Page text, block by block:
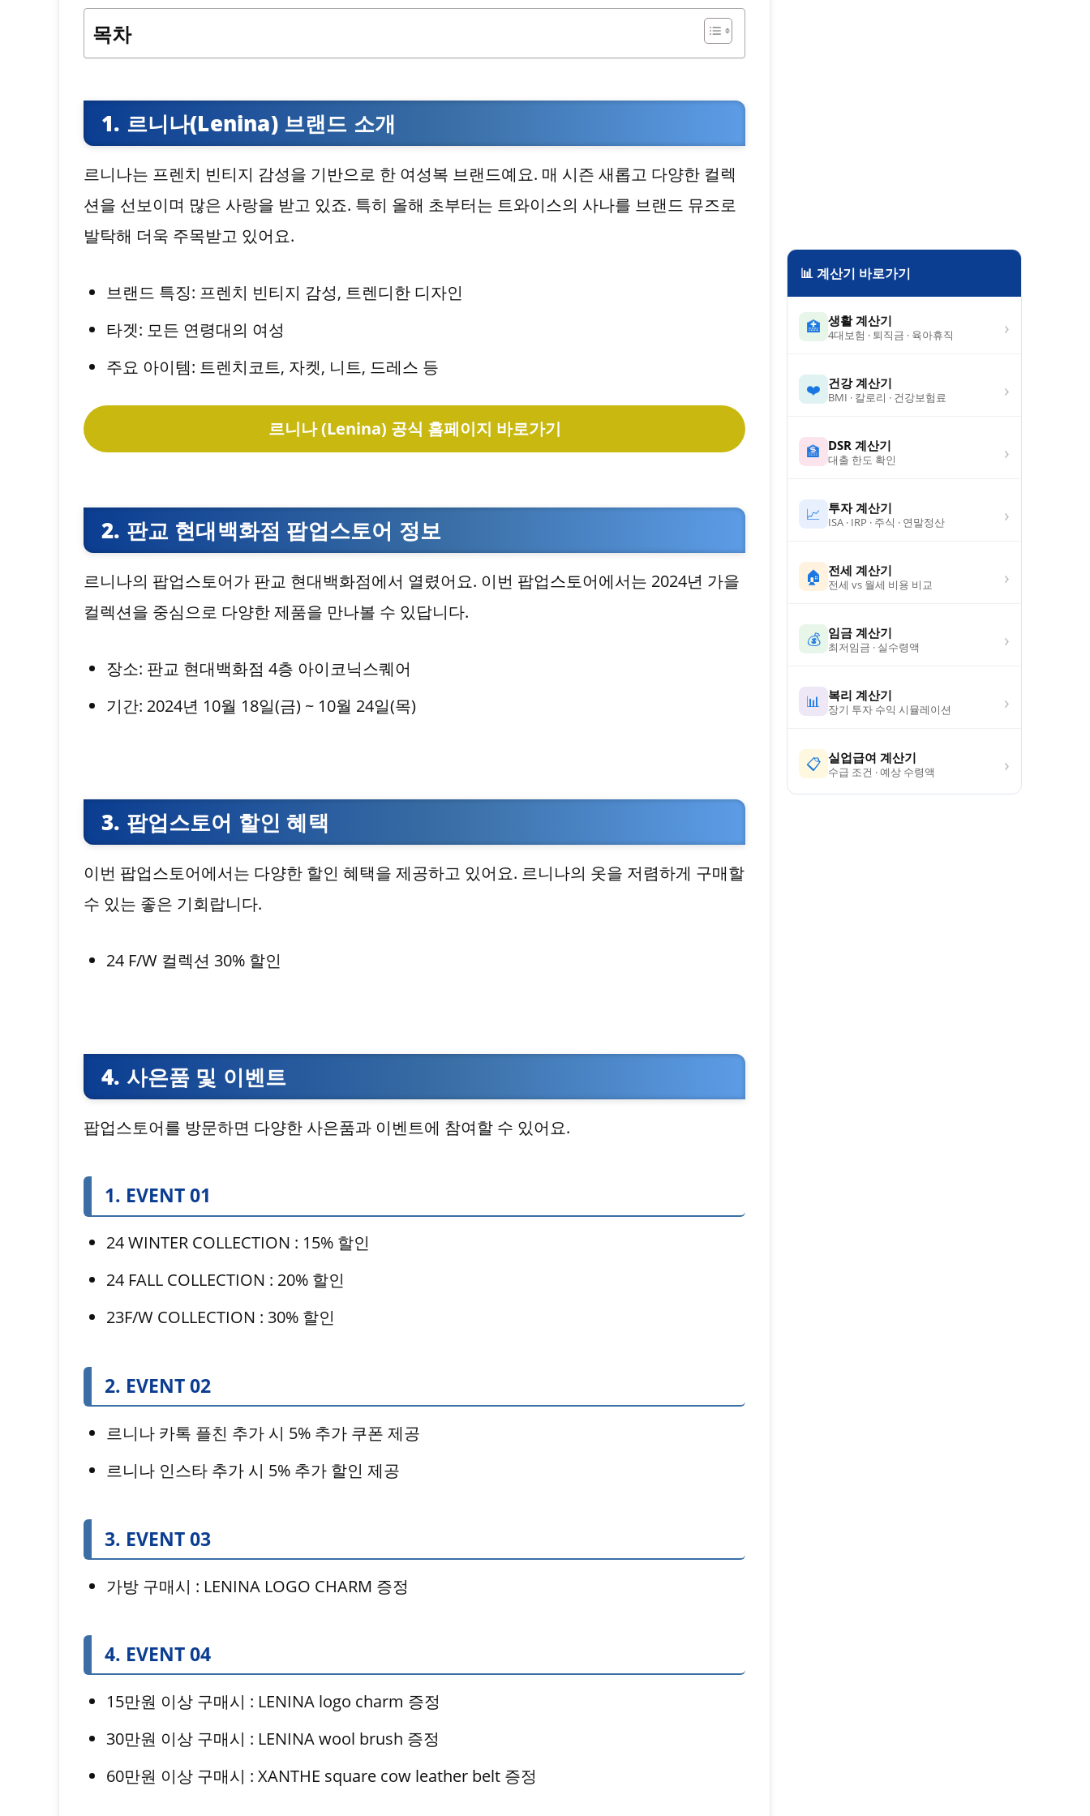
목차
1. 르니나(Lenina) 브랜드 소개
르니나는 프렌치 빈티지 감성을 기반으로 한 여성복 브랜드예요. 매 시즌 새롭고 다양한 컬렉
션을 선보이며 많은 사랑을 받고 있죠. 특히 올해 초부터는 트와이스의 사나를 브랜드 뮤즈로
발탁해 더욱 주목받고 있어요.
브랜드 특징: 프렌치 빈티지 감성, 트렌디한 디자인
타겟: 모든 연령대의 여성
주요 아이템: 트렌치코트, 자켓, 니트, 드레스 등
르니나 (Lenina) 공식 홈페이지 바로가기
2. 판교 현대백화점 팝업스토어 정보
르니나의 팝업스토어가 판교 현대백화점에서 열렸어요. 이번 팝업스토어에서는 2024년 가을
컬렉션을 중심으로 다양한 제품을 만나볼 수 있답니다.
장소: 판교 현대백화점 4층 아이코닉스퀘어
기간: 2024년 10월 18일(금) ~ 10월 24일(목)
3. 팝업스토어 할인 혜택
이번 팝업스토어에서는 다양한 할인 혜택을 제공하고 있어요. 르니나의 옷을 저렴하게 구매할
수 있는 좋은 기회랍니다.
24 F/W 컬렉션 30% 할인
4. 사은품 및 이벤트
팝업스토어를 방문하면 다양한 사은품과 이벤트에 참여할 수 있어요.
1. EVENT 01
24 WINTER COLLECTION : 15% 할인
24 FALL COLLECTION : 20% 할인
23F/W COLLECTION : 30% 할인
2. EVENT 02
르니나 카톡 플친 추가 시 5% 추가 쿠폰 제공
르니나 인스타 추가 시 5% 추가 할인 제공
3. EVENT 03
가방 구매시 : LENINA LOGO CHARM 증정
4. EVENT 04
15만원 이상 구매시 : LENINA logo charm 증정
30만원 이상 구매시 : LENINA wool brush 증정
60만원 이상 구매시 : XANTHE square cow leather belt 증정
📊 계산기 바로가기
🏥 생활 계산기
4대보험 · 퇴직금 · 육아휴직 ›
❤️ 건강 계산기
BMI · 칼로리 · 건강보험료 ›
🏦 DSR 계산기
대출 한도 확인 ›
📈 투자 계산기
ISA · IRP · 주식 · 연말정산 ›
🏠 전세 계산기
전세 vs 월세 비용 비교 ›
💰 임금 계산기
최저임금 · 실수령액 ›
📊 복리 계산기
장기 투자 수익 시뮬레이션 ›
📋 실업급여 계산기
수급 조건 · 예상 수령액 ›